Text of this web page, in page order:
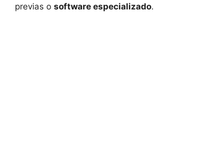
previas o software especializado.